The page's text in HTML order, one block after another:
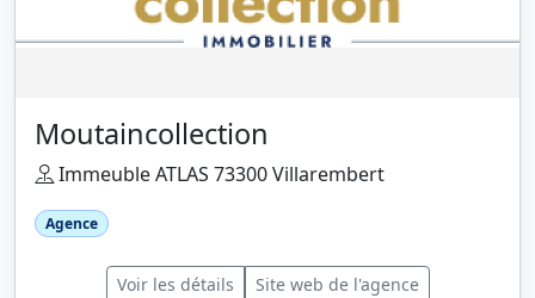
Moutaincollection
Immeuble ATLAS 73300 Villarembert
Agence
Voir les détails Site web de l'agence